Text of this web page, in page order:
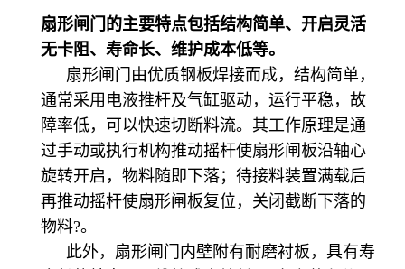
扇形闸门的主要特点包括结构简单、开启灵活
无卡阻、寿命长、维护成本低等。
扇形闸门由优质钢板焊接而成，结构简单，
通常采用电液推杆及气缸驱动，运行平稳，故
障率低，可以快速切断料流。其工作原理是通
过手动或执行机构推动摇杆使扇形闸板沿轴心
旋转开启，物料随即下落；待接料装置满载后
再推动摇杆使扇形闸板复位，关闭截断下落的
物料?。
此外，扇形闸门内壁附有耐磨衬板，具有寿